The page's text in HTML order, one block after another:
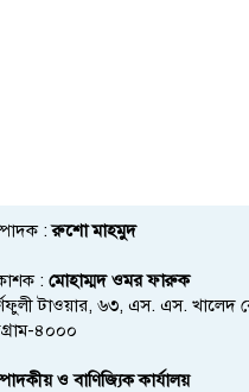
:রুশো মাহমুদ
: মোহাম্মদ ওমর ফারুক
টাওয়ার, ৬৩, এস. এস. খালেদ
৪০০০
ও বাণিজ্যিক কার্যালয়